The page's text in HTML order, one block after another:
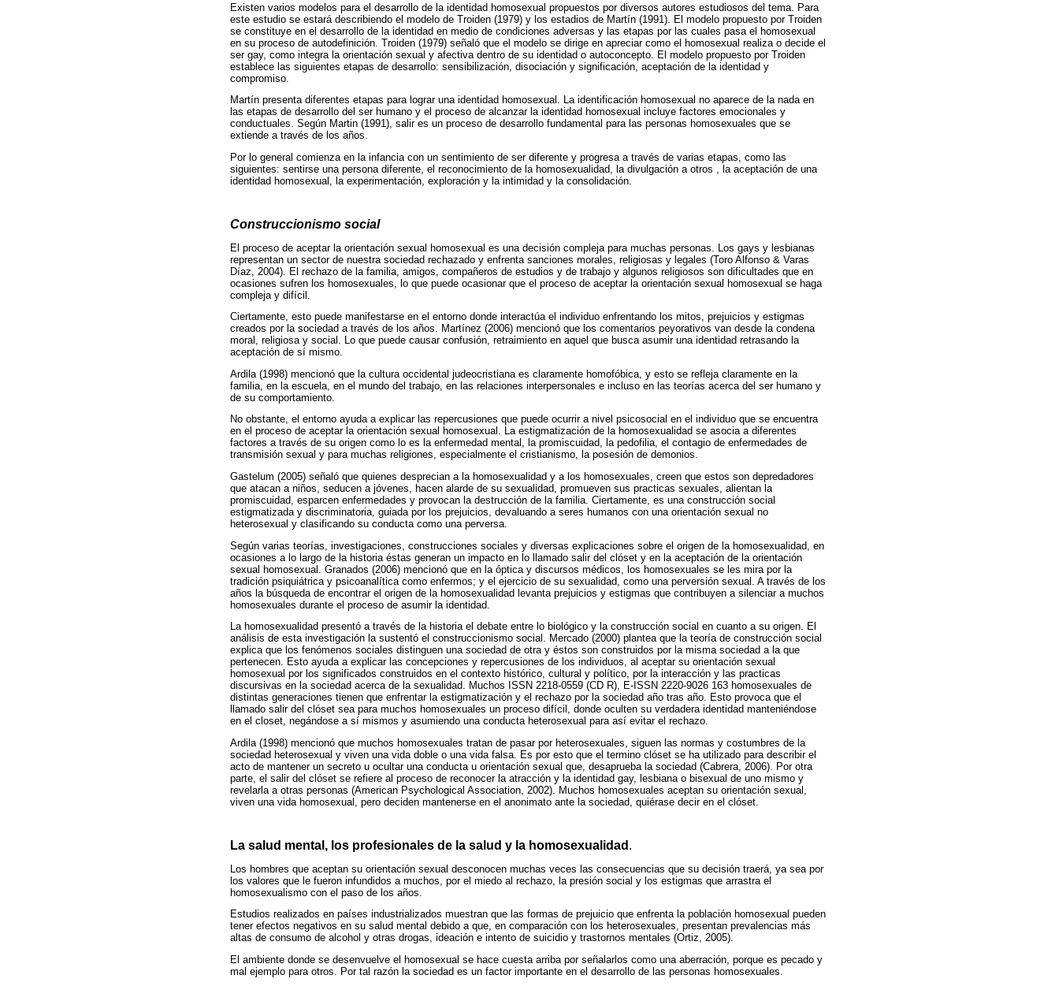
Existen varios modelos para el desarrollo de la identidad homosexual propuestos por diversos autores estudiosos del tema. Para
este estudio se estará describiendo el modelo de Troiden (1979) y los estadios de Martín (1991). El modelo propuesto por Troiden
se constituye en el desarrollo de la identidad en medio de condiciones adversas y las etapas por las cuales pasa el homosexual
en su proceso de autodefinición. Troiden (1979) señaló que el modelo se dirige en apreciar como el homosexual realiza o decide el
ser gay, como integra la orientación sexual y afectiva dentro de su identidad o autoconcepto. El modelo propuesto por Troiden
establece las siguientes etapas de desarrollo: sensibilización, disociación y significación, aceptación de la identidad y
compromiso.
Martín presenta diferentes etapas para lograr una identidad homosexual. La identificación homosexual no aparece de la nada en
las etapas de desarrollo del ser humano y el proceso de alcanzar la identidad homosexual incluye factores emocionales y
conductuales. Según Martin (1991), salir es un proceso de desarrollo fundamental para las personas homosexuales que se
extiende a través de los años.
Por lo general comienza en la infancia con un sentimiento de ser diferente y progresa a través de varias etapas, como las
siguientes: sentirse una persona diferente, el reconocimiento de la homosexualidad, la divulgación a otros , la aceptación de una
identidad homosexual, la experimentación, exploración y la intimidad y la consolidación.
Construccionismo social
El proceso de aceptar la orientación sexual homosexual es una decisión compleja para muchas personas. Los gays y lesbianas
representan un sector de nuestra sociedad rechazado y enfrenta sanciones morales, religiosas y legales (Toro Alfonso & Varas
Díaz, 2004). El rechazo de la familia, amigos, compañeros de estudios y de trabajo y algunos religiosos son dificultades que en
ocasiones sufren los homosexuales, lo que puede ocasionar que el proceso de aceptar la orientación sexual homosexual se haga
compleja y difícil.
Ciertamente, esto puede manifestarse en el entorno donde interactúa el individuo enfrentando los mitos, prejuicios y estigmas
creados por la sociedad a través de los años. Martínez (2006) mencionó que los comentarios peyorativos van desde la condena
moral, religiosa y social. Lo que puede causar confusión, retraimiento en aquel que busca asumir una identidad retrasando la
aceptación de sí mismo.
Ardila (1998) mencionó que la cultura occidental judeocristiana es claramente homofóbica, y esto se refleja claramente en la
familia, en la escuela, en el mundo del trabajo, en las relaciones interpersonales e incluso en las teorías acerca del ser humano y
de su comportamiento.
No obstante, el entorno ayuda a explicar las repercusiones que puede ocurrir a nivel psicosocial en el individuo que se encuentra
en el proceso de aceptar la orientación sexual homosexual. La estigmatización de la homosexualidad se asocia a diferentes
factores a través de su origen como lo es la enfermedad mental, la promiscuidad, la pedofilia, el contagio de enfermedades de
transmisión sexual y para muchas religiones, especialmente el cristianismo, la posesión de demonios.
Gastelum (2005) señaló que quienes desprecian a la homosexualidad y a los homosexuales, creen que estos son depredadores
que atacan a niños, seducen a jóvenes, hacen alarde de su sexualidad, promueven sus practicas sexuales, alientan la
promiscuidad, esparcen enfermedades y provocan la destrucción de la familia. Ciertamente, es una construcción social
estigmatizada y discriminatoria, guiada por los prejuicios, devaluando a seres humanos con una orientación sexual no
heterosexual y clasificando su conducta como una perversa.
Según varias teorías, investigaciones, construcciones sociales y diversas explicaciones sobre el origen de la homosexualidad, en
ocasiones a lo largo de la historia éstas generan un impacto en lo llamado salir del clóset y en la aceptación de la orientación
sexual homosexual. Granados (2006) mencionó que en la óptica y discursos médicos, los homosexuales se les mira por la
tradición psiquiátrica y psicoanalítica como enfermos; y el ejercicio de su sexualidad, como una perversión sexual. A través de los
años la búsqueda de encontrar el origen de la homosexualidad levanta prejuicios y estigmas que contribuyen a silenciar a muchos
homosexuales durante el proceso de asumir la identidad.
La homosexualidad presentó a través de la historia el debate entre lo biológico y la construcción social en cuanto a su origen. El
análisis de esta investigación la sustentó el construccionismo social. Mercado (2000) plantea que la teoría de construcción social
explica que los fenómenos sociales distinguen una sociedad de otra y éstos son construidos por la misma sociedad a la que
pertenecen. Esto ayuda a explicar las concepciones y repercusiones de los individuos, al aceptar su orientación sexual
homosexual por los significados construidos en el contexto histórico, cultural y político, por la interacción y las practicas
discursivas en la sociedad acerca de la sexualidad. Muchos ISSN 2218-0559 (CD R), E-ISSN 2220-9026 163 homosexuales de
distintas generaciones tienen que enfrentar la estigmatización y el rechazo por la sociedad año tras año. Esto provoca que el
llamado salir del clóset sea para muchos homosexuales un proceso difícil, donde oculten su verdadera identidad manteniéndose
en el closet, negándose a sí mismos y asumiendo una conducta heterosexual para así evitar el rechazo.
Ardila (1998) mencionó que muchos homosexuales tratan de pasar por heterosexuales, siguen las normas y costumbres de la
sociedad heterosexual y viven una vida doble o una vida falsa. Es por esto que el termino clóset se ha utilizado para describir el
acto de mantener un secreto u ocultar una conducta u orientación sexual que, desaprueba la sociedad (Cabrera, 2006). Por otra
parte, el salir del clóset se refiere al proceso de reconocer la atracción y la identidad gay, lesbiana o bisexual de uno mismo y
revelarla a otras personas (American Psychological Association, 2002). Muchos homosexuales aceptan su orientación sexual,
viven una vida homosexual, pero deciden mantenerse en el anonimato ante la sociedad, quiérase decir en el clóset.
La salud mental, los profesionales de la salud y la homosexualidad .
Los hombres que aceptan su orientación sexual desconocen muchas veces las consecuencias que su decisión traerá, ya sea por
los valores que le fueron infundidos a muchos, por el miedo al rechazo, la presión social y los estigmas que arrastra el
homosexualismo con el paso de los años.
Estudios realizados en países industrializados muestran que las formas de prejuicio que enfrenta la población homosexual pueden
tener efectos negativos en su salud mental debido a que, en comparación con los heterosexuales, presentan prevalencias más
altas de consumo de alcohol y otras drogas, ideación e intento de suicidio y trastornos mentales (Ortiz, 2005).
El ambiente donde se desenvuelve el homosexual se hace cuesta arriba por señalarlos como una aberración, porque es pecado y
mal ejemplo para otros. Por tal razón la sociedad es un factor importante en el desarrollo de las personas homosexuales.